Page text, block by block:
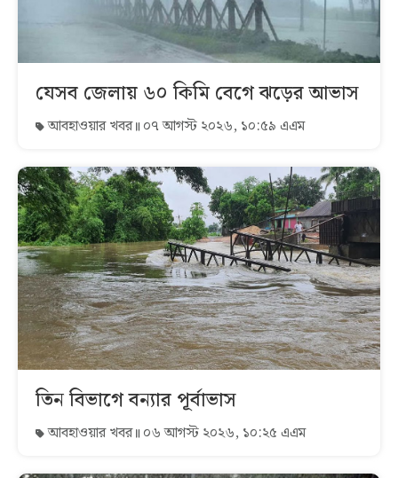
যেসব জেলায় ৬০ কিমি বেগে ঝড়ের আভাস
আবহাওয়ার খবর ০৭ আগস্ট ২০২৬, ১০:৫৯ এএম
তিন বিভাগে বন্যার পূর্বাভাস
আবহাওয়ার খবর ০৬ আগস্ট ২০২৬, ১০:২৫ এএম